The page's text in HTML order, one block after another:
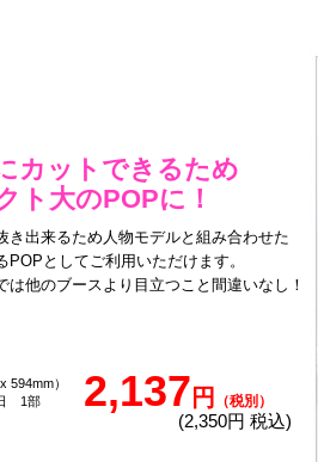
カットできるため
ト大のPOPに！
き出来るため人物モデルと組み合わせた
POPとしてご利用いただけます。
は他のブースより目立つこと間違いなし！
594mm）
1部
2,137 円 （税別）
(2,350円 税込)